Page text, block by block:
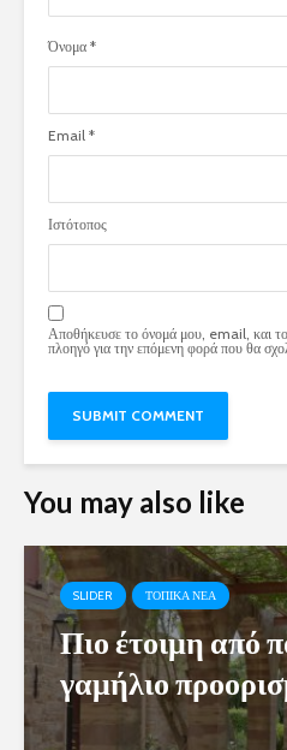
Όνομα *
Email *
Ιστότοπος
Αποθήκευσε το όνομά μου, email, και
πλοηγό για την επόμενη φορά που θα
You may also like
SLIDER ΤΟΠΙΚΑ ΝΕΑ
Πιο έτοιμη από
γαμήλιο